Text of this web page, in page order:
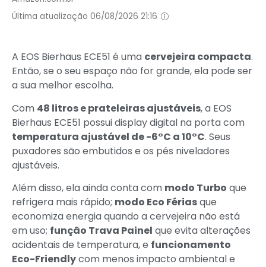
Última atualização 06/08/2026 21:16
A EOS Bierhaus ECE51 é uma cervejeira compacta.
Então, se o seu espaço não for grande, ela pode ser
a sua melhor escolha.
Com 48 litros e prateleiras ajustáveis, a EOS
Bierhaus ECE51 possui display digital na porta com
temperatura ajustável de -6°C a 10°C. Seus
puxadores são embutidos e os pés niveladores
ajustáveis.
Além disso, ela ainda conta com modo Turbo que
refrigera mais rápido; modo Eco Fériasque
economiza energia quando a cervejeira não está
em uso; função Trava Painel que evita alterações
acidentais de temperatura, e funcionamento
Eco-Friendlycom menos impacto ambiental e